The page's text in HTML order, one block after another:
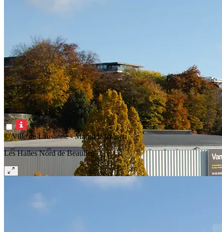
© Ville de Lausanne - Mathilde Imesch
Les Halles Nord de Beaulieu